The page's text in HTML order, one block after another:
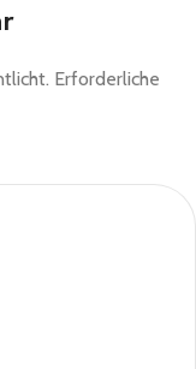
Erforderliche